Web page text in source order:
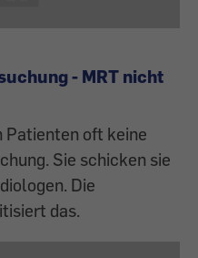
- MRT nicht
Patienten oft keine
Sie schicken sie
Die
das.